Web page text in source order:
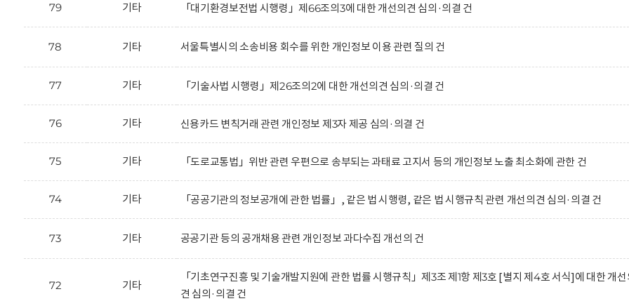
79 기타 「대기환경보전법 시행령」제66조의3에 대한 개선의견 심의·의결 건
78 기타 서울특별시의 소송비용 회수를 위한 개인정보 이용 관련 질의 건
77 기타 「기술사법 시행령」제26조의2에 대한 개선의견 심의·의결 건
76 기타 신용카드 변칙거래 관련 개인정보 제3자 제공 심의·의결 건
75 기타 「도로교통법」위반 관련 우편으로 송부되는 과태료 고지서 등의 개인정보 노출 최소화에 관한 건
74 기타 「공공기관의 정보공개에 관한 법률」, 같은 법 시행령, 같은 법 시행규칙 관련 개선의견 심의·의결 건
73 기타 공공기관 등의 공개채용 관련 개인정보 과다수집 개선의 건
72 기타
「기초연구진흥 및 기술개발지원에 관한 법률 시행규칙」제3조 제1항 제3호 [별지 제4호 서식]에 대한 개
견 심의·의결 건